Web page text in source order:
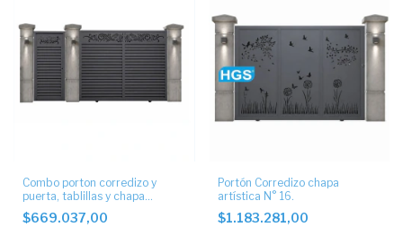
Combo porton corredizo y
puerta, tablillas y chapa
decorada
$669.037,00
Portón Corredizo chapa
artística N° 16.
$1.183.281,00